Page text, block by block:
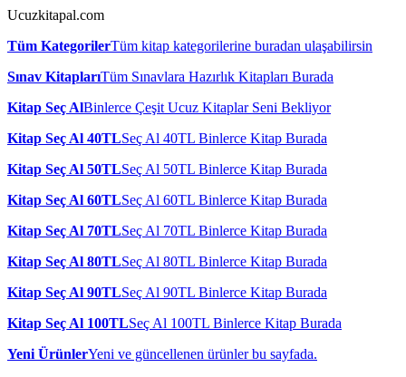
Ucuzkitapal.com
Tüm KategorilerTüm kitap kategorilerine buradan ulaşabilirsin
Sınav KitaplarıTüm Sınavlara Hazırlık Kitapları Burada
Kitap Seç AlBinlerce Çeşit Ucuz Kitaplar Seni Bekliyor
Kitap Seç Al 40TLSeç Al 40TL Binlerce Kitap Burada
Kitap Seç Al 50TLSeç Al 50TL Binlerce Kitap Burada
Kitap Seç Al 60TLSeç Al 60TL Binlerce Kitap Burada
Kitap Seç Al 70TLSeç Al 70TL Binlerce Kitap Burada
Kitap Seç Al 80TLSeç Al 80TL Binlerce Kitap Burada
Kitap Seç Al 90TLSeç Al 90TL Binlerce Kitap Burada
Kitap Seç Al 100TLSeç Al 100TL Binlerce Kitap Burada
Yeni ÜrünlerYeni ve güncellenen ürünler bu sayfada.